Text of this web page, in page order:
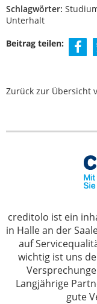
Schlagwörter:
Unterhalt
Beitrag teilen:
Zurück zur Übersicht
creditolo ist ein
in Halle an der
auf
wichtig ist uns
Langjährige
gute